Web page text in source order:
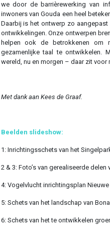
we door de barrièrewerking van
inwoners van Gouda een heel
Daarbij is het ontwerp zo
ontwikkelingen. Onze ontwerpen
helpen ook de betrokkenen om
gezamenlijke taal te ontwikkelen.
wereld, nu en morgen – daar zit voor
Met dank aan Kees de Graaf.
Beelden slideshow:
1: Inrichtingsschets van het
2 & 3: Foto’s van gerealiseerde
4: Vogelvlucht inrichtingsplan
5: Schets van het landschap van
6: Schets van het te ontwikkelen